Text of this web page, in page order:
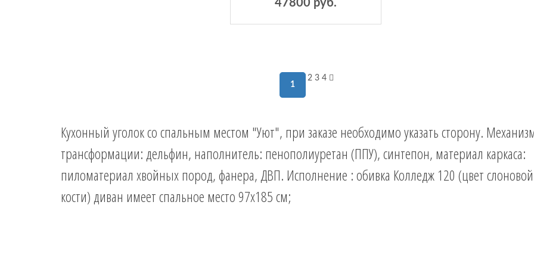
47800 руб.
1
234
Кухонный уголок со спальным местом "Уют", при заказе необходимо указать сторону.
трансформации: дельфин, наполнитель: пенополиуретан (ППУ), синтепон, материал каркаса:
пиломатериал хвойных пород, фанера, ДВП. Исполнение : обивка Колледж 120 (цвет слоновой
кости) диван имеет спальное место 97х185 см;